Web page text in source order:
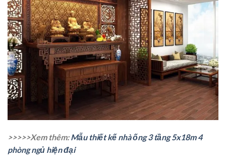
>>>>>Xem thêm:Mẫu thiết kế nhà ống 3 tầng 5x18m 4
phòng ngủ hiện đại